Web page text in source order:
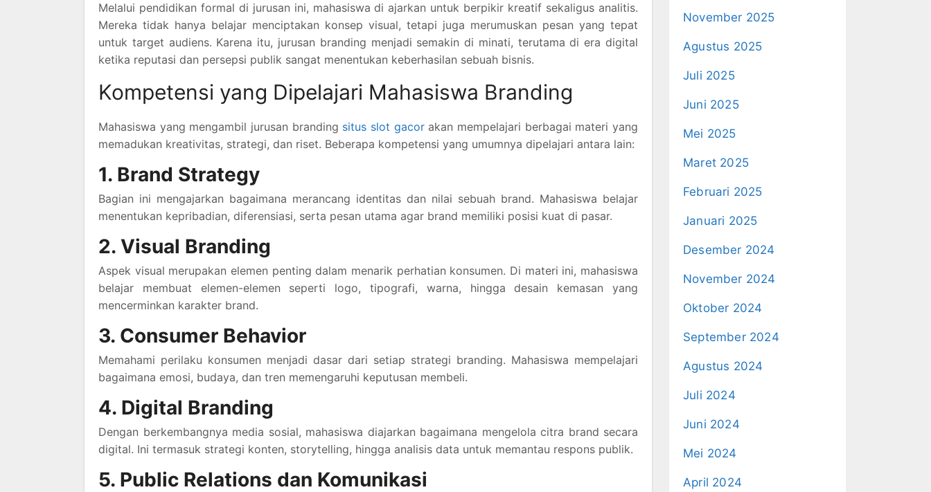
Melalui pendidikan formal di jurusan ini, mahasiswa di ajarkan untuk berpikir kreatif sekaligus analitis.
Mereka tidak hanya belajar menciptakan konsep visual, tetapi juga merumuskan pesan yang tepat
untuk target audiens. Karena itu, jurusan branding menjadi semakin di minati, terutama di era digital
ketika reputasi dan persepsi publik sangat menentukan keberhasilan sebuah bisnis.
Kompetensi yang Dipelajari Mahasiswa Branding
Mahasiswa yang mengambil jurusan branding situs slot gacorakan mempelajari berbagai materi yang
memadukan kreativitas, strategi, dan riset. Beberapa kompetensi yang umumnya dipelajari antara lain:
1. Brand Strategy
Bagian ini mengajarkan bagaimana merancang identitas dan nilai sebuah brand. Mahasiswa belajar
menentukan kepribadian, diferensiasi, serta pesan utama agar brand memiliki posisi kuat di pasar.
2. Visual Branding
Aspek visual merupakan elemen penting dalam menarik perhatian konsumen. Di materi ini, mahasiswa
belajar membuat elemen-elemen seperti logo, tipografi, warna, hingga desain kemasan yang
mencerminkan karakter brand.
3. Consumer Behavior
Memahami perilaku konsumen menjadi dasar dari setiap strategi branding. Mahasiswa mempelajari
bagaimana emosi, budaya, dan tren memengaruhi keputusan membeli.
4. Digital Branding
Dengan berkembangnya media sosial, mahasiswa diajarkan bagaimana mengelola citra brand secara
digital. Ini termasuk strategi konten, storytelling, hingga analisis data untuk memantau respons publik.
5. Public Relations dan Komunikasi
November 2025
Agustus 2025
Juli 2025
Juni 2025
Mei 2025
Maret 2025
Februari 2025
Januari 2025
Desember 2024
November 2024
Oktober 2024
September 2024
Agustus 2024
Juli 2024
Juni 2024
Mei 2024
April 2024